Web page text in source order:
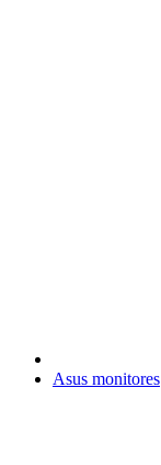
Asus monitores